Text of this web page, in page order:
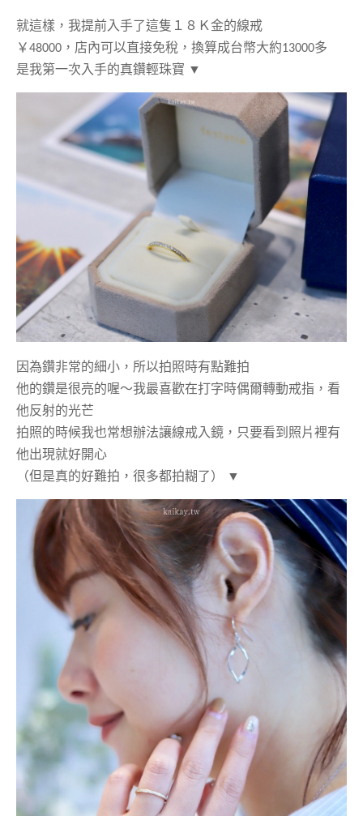
就這樣，我提前入手了這隻１８ Ｋ金的線戒
￥ 48000 ，店內可以直接免稅，換算成台幣大約13000多
是我第一次入手的真鑽輕珠寶 ▼
因為鑽非常的細小，所以拍照時有點難拍
他的鑽是很亮的喔～我最喜歡在打字時偶爾轉動戒指，看
他反射的光芒
拍照的時候我也常想辦法讓線戒入鏡，只要看到照片裡有
他出現就好開心
（但是真的好難拍，很多都拍糊了）
▼